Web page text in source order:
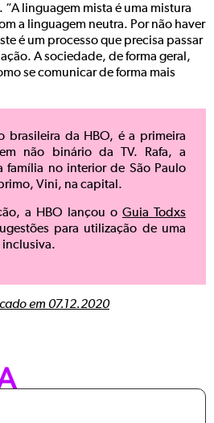
“A linguagem mista é uma mistura
a linguagem neutra. Por não haver
é um processo que precisa passar
A sociedade, de forma geral,
se comunicar de forma mais
brasileira da HBO, é a primeira
não binário da TV. Rafa, a
família no interior de São Paulo
Vini, na capital.
a HBO lançou o Guia Todxs
para utilização de uma
inclusiva.
em 07.12.2020